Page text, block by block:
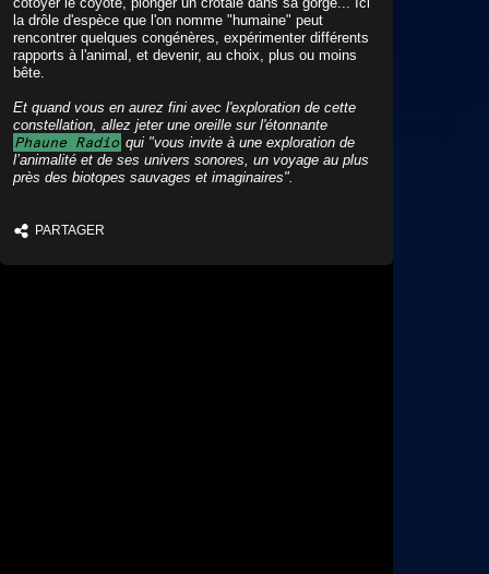
la drôle d'espèce que l'on nomme "humaine" peut
rencontrer quelques congénères, expérimenter différents
rapports à l'animal, et devenir, au choix, plus ou moins
bête.
Et quand vous en aurez fini avec l'exploration de cette
constellation, allez jeter une oreille sur l'étonnante
Phaune Radio qui "vous invite à une exploration de
l’animalité et de ses univers sonores, un voyage au plus
près des biotopes sauvages et imaginaires".
PARTAGER